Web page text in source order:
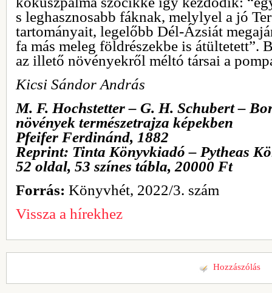
s leghasznosabb fáknak, melylyel a jó
tartományait, legelőbb Dél-Ázsiát
fa más meleg földrészekbe is átültetett”.
az illető növényekről méltó társai a
Kicsi Sándor András
M. F. Hochstetter – G. H. Schubert –
növények természetrajza képekben
Pfeifer Ferdinánd, 1882
Reprint: Tinta Könyvkiadó – Pytheas
52 oldal, 53 színes tábla, 20000 Ft
Forrás: Könyvhét, 2022/3. szám
Vissza a hírekhez
Hozzászólás